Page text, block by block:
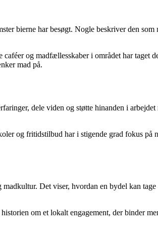
bierne har besøgt. Nogle beskriver den
og madfællesskaber i området har taget
mad på.
dele viden og støtte hinanden i
og fritidstilbud har i stigende grad fokus på
Det viser, hvordan en bydel kan
om et lokalt engagement, der binder